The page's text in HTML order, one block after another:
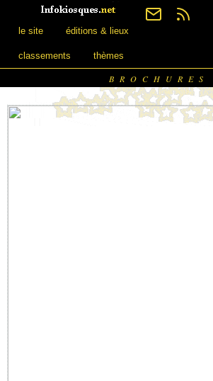
le site éditions & lieux
classements thèmes
BROCHURES